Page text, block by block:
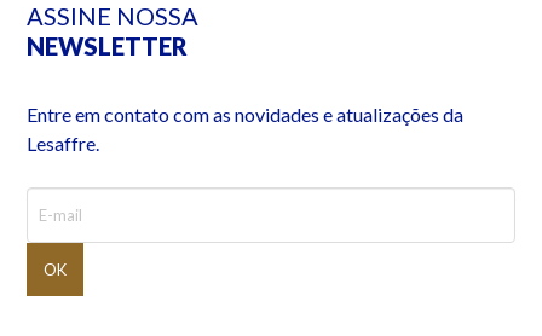
ASSINE NOSSA
NEWSLETTER
Entre em contato com as novidades e atualizações da
Lesaffre.